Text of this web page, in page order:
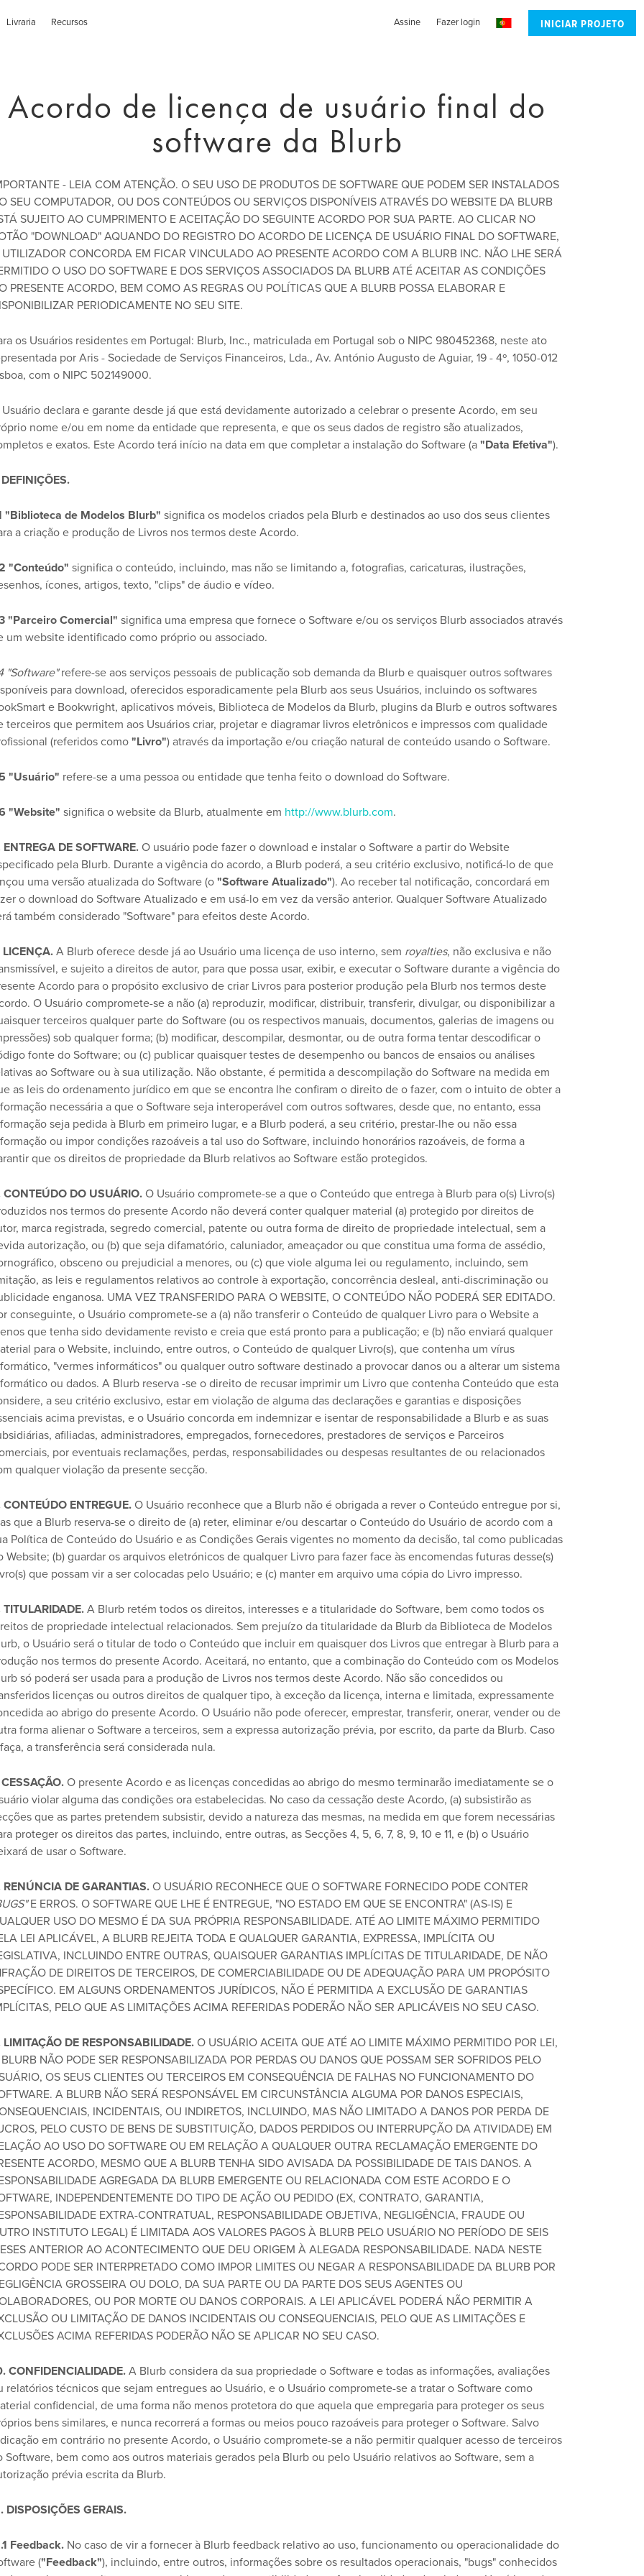
Livraria Recursos Assine Fazer login INICIAR PROJETO
Acordo de licença de usuário final do
software da Blurb
- LEIA COM ATENÇÃO. O SEU USO DE PRODUTOS DE SOFTWARE QUE PODEM SER INSTALADOS
SEU COMPUTADOR, OU DOS CONTEÚDOS OU SERVIÇOS DISPONÍVEIS ATRAVÉS DO WEBSITE DA BLURB
SUJEITO AO CUMPRIMENTO E ACEITAÇÃO DO SEGUINTE ACORDO POR SUA PARTE. AO CLICAR NO
"DOWNLOAD" AQUANDO DO REGISTRO DO ACORDO DE LICENÇA DE USUÁRIO FINAL DO SOFTWARE,
CONCORDA EM FICAR VINCULADO AO PRESENTE ACORDO COM A BLURB INC. NÃO LHE SERÁ
O USO DO SOFTWARE E DOS SERVIÇOS ASSOCIADOS DA BLURB ATÉ ACEITAR AS CONDIÇÕES
PRESENTE ACORDO, BEM COMO AS REGRAS OU POLÍTICAS QUE A BLURB POSSA ELABORAR E
PERIODICAMENTE NO SEU SITE.
os Usuários residentes em Portugal: Blurb, Inc., matriculada em Portugal sob o NIPC 980452368, neste ato
por Aris - Sociedade de Serviços Financeiros, Lda., Av. António Augusto de Aguiar, 19 - 4º, 1050-012
com o NIPC 502149000.
Usuário declara e garante desde já que está devidamente autorizado a celebrar o presente Acordo, em seu
nome e/ou em nome da entidade que representa, e que os seus dados de registro são atualizados,
e exatos. Este Acordo terá início na data em que completar a instalação do Software (a "Data Efetiva").
"Biblioteca de Modelos Blurb" significa os modelos criados pela Blurb e destinados ao uso dos seus clientes
a criação e produção de Livros nos termos deste Acordo.
"Conteúdo" significa o conteúdo, incluindo, mas não se limitando a, fotografias, caricaturas, ilustrações,
ícones, artigos, texto, "clips" de áudio e vídeo.
"Parceiro Comercial" significa uma empresa que fornece o Software e/ou os serviços Blurb associados através
um website identificado como próprio ou associado.
"Software"refere-se aos serviços pessoais de publicação sob demanda da Blurb e quaisquer outros softwares
para download, oferecidos esporadicamente pela Blurb aos seus Usuários, incluindo os softwares
e Bookwright, aplicativos móveis, Biblioteca de Modelos da Blurb, plugins da Blurb e outros softwares
terceiros que permitem aos Usuários criar, projetar e diagramar livros eletrônicos e impressos com qualidade
(referidos como "Livro") através da importação e/ou criação natural de conteúdo usando o Software.
"Usuário" refere-se a uma pessoa ou entidade que tenha feito o download do Software.
"Website" significa o website da Blurb, atualmente em http://www.blurb.com.
ENTREGA DE SOFTWARE. O usuário pode fazer o download e instalar o Software a partir do Website
pela Blurb. Durante a vigência do acordo, a Blurb poderá, a seu critério exclusivo, notificá-lo de que
uma versão atualizada do Software (o "Software Atualizado"). Ao receber tal notificação, concordará em
o download do Software Atualizado e em usá-lo em vez da versão anterior. Qualquer Software Atualizado
também considerado "Software" para efeitos deste Acordo.
LICENÇA.A Blurb oferece desde já ao Usuário uma licença de uso interno, sem royalties, não exclusiva e não
e sujeito a direitos de autor, para que possa usar, exibir, e executar o Software durante a vigência do
Acordo para o propósito exclusivo de criar Livros para posterior produção pela Blurb nos termos deste
O Usuário compromete-se a não (a) reproduzir, modificar, distribuir, transferir, divulgar, ou disponibilizar a
terceiros qualquer parte do Software (ou os respectivos manuais, documentos, galerias de imagens ou
sob qualquer forma; (b) modificar, descompilar, desmontar, ou de outra forma tentar descodificar o
fonte do Software; ou (c) publicar quaisquer testes de desempenho ou bancos de ensaios ou análises
ao Software ou à sua utilização. Não obstante, é permitida a descompilação do Software na medida em
as leis do ordenamento jurídico em que se encontra lhe confiram o direito de o fazer, com o intuito de obter a
necessária a que o Software seja interoperável com outros softwares, desde que, no entanto, essa
seja pedida à Blurb em primeiro lugar, e a Blurb poderá, a seu critério, prestar-lhe ou não essa
ou impor condições razoáveis a tal uso do Software, incluindo honorários razoáveis, de forma a
que os direitos de propriedade da Blurb relativos ao Software estão protegidos.
CONTEÚDO DO USUÁRIO. O Usuário compromete-se a que o Conteúdo que entrega à Blurb para o(s) Livro(s)
nos termos do presente Acordo não deverá conter qualquer material (a) protegido por direitos de
marca registrada, segredo comercial, patente ou outra forma de direito de propriedade intelectual, sem a
autorização, ou (b) que seja difamatório, caluniador, ameaçador ou que constitua uma forma de assédio,
obsceno ou prejudicial a menores, ou (c) que viole alguma lei ou regulamento, incluindo, sem
as leis e regulamentos relativos ao controle à exportação, concorrência desleal, anti-discriminação ou
enganosa. UMA VEZ TRANSFERIDO PARA O WEBSITE, O CONTEÚDO NÃO PODERÁ SER EDITADO.
conseguinte, o Usuário compromete-se a (a) não transferir o Conteúdo de qualquer Livro para o Website a
que tenha sido devidamente revisto e creia que está pronto para a publicação; e (b) não enviará qualquer
para o Website, incluindo, entre outros, o Conteúdo de qualquer Livro(s), que contenha um vírus
"vermes informáticos" ou qualquer outro software destinado a provocar danos ou a alterar um sistema
ou dados. A Blurb reserva -se o direito de recusar imprimir um Livro que contenha Conteúdo que esta
a seu critério exclusivo, estar em violação de alguma das declarações e garantias e disposições
acima previstas, e o Usuário concorda em indemnizar e isentar de responsabilidade a Blurb e as suas
afiliadas, administradores, empregados, fornecedores, prestadores de serviços e Parceiros
por eventuais reclamações, perdas, responsabilidades ou despesas resultantes de ou relacionados
qualquer violação da presente secção.
CONTEÚDO ENTREGUE. O Usuário reconhece que a Blurb não é obrigada a rever o Conteúdo entregue por si,
que a Blurb reserva-se o direito de (a) reter, eliminar e/ou descartar o Conteúdo do Usuário de acordo com a
Política de Conteúdo do Usuário e as Condições Gerais vigentes no momento da decisão, tal como publicadas
Website; (b) guardar os arquivos eletrónicos de qualquer Livro para fazer face às encomendas futuras desse(s)
que possam vir a ser colocadas pelo Usuário; e (c) manter em arquivo uma cópia do Livro impresso.
TITULARIDADE. A Blurb retém todos os direitos, interesses e a titularidade do Software, bem como todos os
de propriedade intelectual relacionados. Sem prejuízo da titularidade da Blurb da Biblioteca de Modelos
o Usuário será o titular de todo o Conteúdo que incluir em quaisquer dos Livros que entregar à Blurb para a
nos termos do presente Acordo. Aceitará, no entanto, que a combinação do Conteúdo com os Modelos
só poderá ser usada para a produção de Livros nos termos deste Acordo. Não são concedidos ou
licenças ou outros direitos de qualquer tipo, à exceção da licença, interna e limitada, expressamente
ao abrigo do presente Acordo. O Usuário não pode oferecer, emprestar, transferir, onerar, vender ou de
forma alienar o Software a terceiros, sem a expressa autorização prévia, por escrito, da parte da Blurb. Caso
a transferência será considerada nula.
O presente Acordo e as licenças concedidas ao abrigo do mesmo terminarão imediatamente se o
violar alguma das condições ora estabelecidas. No caso da cessação deste Acordo, (a) subsistirão as
que as partes pretendem subsistir, devido a natureza das mesmas, na medida em que forem necessárias
proteger os direitos das partes, incluindo, entre outras, as Secções 4, 5, 6, 7, 8, 9, 10 e 11, e (b) o Usuário
de usar o Software.
RENÚNCIA DE GARANTIAS. O USUÁRIO RECONHECE QUE O SOFTWARE FORNECIDO PODE CONTER
E ERROS. O SOFTWARE QUE LHE É ENTREGUE, "NO ESTADO EM QUE SE ENCONTRA" (AS-IS) E
USO DO MESMO É DA SUA PRÓPRIA RESPONSABILIDADE. ATÉ AO LIMITE MÁXIMO PERMITIDO
LEI APLICÁVEL, A BLURB REJEITA TODA E QUALQUER GARANTIA, EXPRESSA, IMPLÍCITA OU
INCLUINDO ENTRE OUTRAS, QUAISQUER GARANTIAS IMPLÍCITAS DE TITULARIDADE, DE NÃO
DE DIREITOS DE TERCEIROS, DE COMERCIABILIDADE OU DE ADEQUAÇÃO PARA UM PROPÓSITO
EM ALGUNS ORDENAMENTOS JURÍDICOS, NÃO É PERMITIDA A EXCLUSÃO DE GARANTIAS
PELO QUE AS LIMITAÇÕES ACIMA REFERIDAS PODERÃO NÃO SER APLICÁVEIS NO SEU CASO.
LIMITAÇÃO DE RESPONSABILIDADE. O USUÁRIO ACEITA QUE ATÉ AO LIMITE MÁXIMO PERMITIDO POR LEI,
NÃO PODE SER RESPONSABILIZADA POR PERDAS OU DANOS QUE POSSAM SER SOFRIDOS PELO
OS SEUS CLIENTES OU TERCEIROS EM CONSEQUÊNCIA DE FALHAS NO FUNCIONAMENTO DO
A BLURB NÃO SERÁ RESPONSÁVEL EM CIRCUNSTÂNCIA ALGUMA POR DANOS ESPECIAIS,
INCIDENTAIS, OU INDIRETOS, INCLUINDO, MAS NÃO LIMITADO A DANOS POR PERDA DE
PELO CUSTO DE BENS DE SUBSTITUIÇÃO, DADOS PERDIDOS OU INTERRUPÇÃO DA ATIVIDADE) EM
AO USO DO SOFTWARE OU EM RELAÇÃO A QUALQUER OUTRA RECLAMAÇÃO EMERGENTE DO
ACORDO, MESMO QUE A BLURB TENHA SIDO AVISADA DA POSSIBILIDADE DE TAIS DANOS. A
AGREGADA DA BLURB EMERGENTE OU RELACIONADA COM ESTE ACORDO E O
INDEPENDENTEMENTE DO TIPO DE AÇÃO OU PEDIDO (EX, CONTRATO, GARANTIA,
EXTRA-CONTRATUAL, RESPONSABILIDADE OBJETIVA, NEGLIGÊNCIA, FRAUDE OU
INSTITUTO LEGAL) É LIMITADA AOS VALORES PAGOS À BLURB PELO USUÁRIO NO PERÍODO DE SEIS
ANTERIOR AO ACONTECIMENTO QUE DEU ORIGEM À ALEGADA RESPONSABILIDADE. NADA NESTE
PODE SER INTERPRETADO COMO IMPOR LIMITES OU NEGAR A RESPONSABILIDADE DA BLURB POR
GROSSEIRA OU DOLO, DA SUA PARTE OU DA PARTE DOS SEUS AGENTES OU
OU POR MORTE OU DANOS CORPORAIS. A LEI APLICÁVEL PODERÁ NÃO PERMITIR A
OU LIMITAÇÃO DE DANOS INCIDENTAIS OU CONSEQUENCIAIS, PELO QUE AS LIMITAÇÕES E
ACIMA REFERIDAS PODERÃO NÃO SE APLICAR NO SEU CASO.
CONFIDENCIALIDADE. A Blurb considera da sua propriedade o Software e todas as informações, avaliações
relatórios técnicos que sejam entregues ao Usuário, e o Usuário compromete-se a tratar o Software como
confidencial, de uma forma não menos protetora do que aquela que empregaria para proteger os seus
bens similares, e nunca recorrerá a formas ou meios pouco razoáveis para proteger o Software. Salvo
em contrário no presente Acordo, o Usuário compromete-se a não permitir qualquer acesso de terceiros
Software, bem como aos outros materiais gerados pela Blurb ou pelo Usuário relativos ao Software, sem a
prévia escrita da Blurb.
DISPOSIÇÕES GERAIS.
Feedback. No caso de vir a fornecer à Blurb feedback relativo ao uso, funcionamento ou operacionalidade do
("Feedback"), incluindo, entre outros, informações sobre os resultados operacionais, "bugs" conhecidos